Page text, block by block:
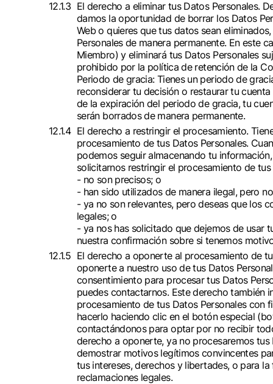
El derecho a eliminar tus Datos Personales.
damos la oportunidad de borrar los Datos
Web o quieres que tus datos sean
Personales de manera permanente. En este
Miembro) y eliminará tus Datos Personales
prohibido por la política de retención de la
Periodo de gracia: Tienes un periodo de
reconsiderar tu decisión o restaurar tu
de la expiración del periodo de gracia, tu
serán borrados de manera permanente.
El derecho a restringir el procesamiento.
procesamiento de tus Datos Personales.
podemos seguir almacenando tu
solicitarnos restringir el procesamiento de tus
- no son precisos; o
- han sido utilizados de manera ilegal, pero
- ya no son relevantes, pero deseas que los
legales; o
- ya nos has solicitado que dejemos de usar
nuestra confirmación sobre si tenemos
El derecho a oponerte al procesamiento de
oponerte a nuestro uso de tus Datos
consentimiento para procesar tus Datos
puedes contactarnos. Este derecho también
procesamiento de tus Datos Personales con
hacerlo haciendo clic en el botón especial
contactándonos para optar por no recibir
derecho a oponerte, ya no procesaremos
demostrar motivos legítimos convincentes
tus intereses, derechos y libertades, o para
reclamaciones legales.